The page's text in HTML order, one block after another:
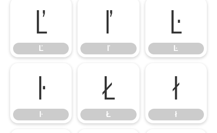
Ľ
Ľ
ľ
ľ
Ŀ
Ŀ
ŀ
ŀ
Ł
Ł
ł
ł